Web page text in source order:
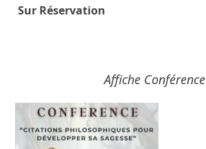
Sur Réservation
Affiche Conférence